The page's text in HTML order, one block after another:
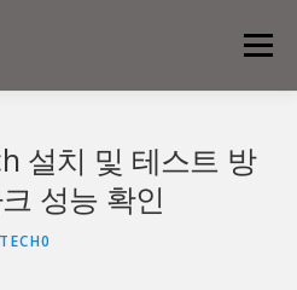
메뉴
설치 및 테스트 방
성능 확인
TECH0